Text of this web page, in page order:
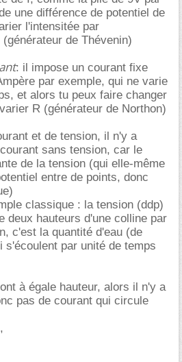
une différence de potentiel de
l'intensitée par
de Thévenin)
: il impose un courant fixe
par exemple, qui ne varie
et alors tu peux faire changer
R (générateur de Northon)
et de tension, il n'y a
sans tension, car le
de la tension (qui elle-même
entre de points, donc
classique : la tension (ddp)
deux hauteurs d'une colline par
c'est la quantité d'eau (de
s'écoulent par unité de temps
à égale hauteur, alors il n'y a
pas de courant qui circule